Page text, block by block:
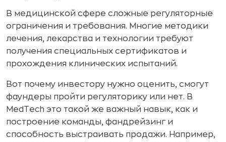
В медицинской сфере сложные регуляторные
ограничения и требования. Многие методики
лечения, лекарства и технологии требуют
получения специальных сертификатов и
прохождения клинических испытаний.
Вот почему инвестору нужно оценить, смогут
фаундеры пройти регуляторику или нет. В
MedTech это такой же важный навык, как и
построение команды, фандрейзинг и
способность выстраивать продажи. Например,